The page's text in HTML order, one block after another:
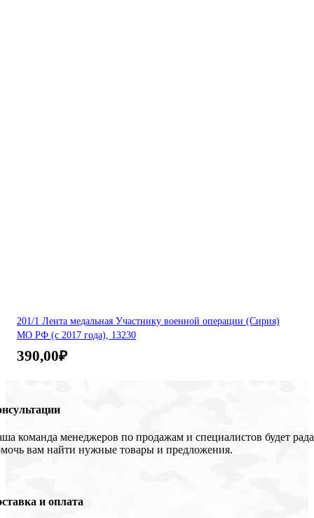
201/1 Лента медальная Участнику военной операции (Сирия)
МО РФ (с 2017 года), 13230
390,00₽
команда менеджеров по продажам и специалистов будет рада
вам найти нужные товары и предложения.
и оплата